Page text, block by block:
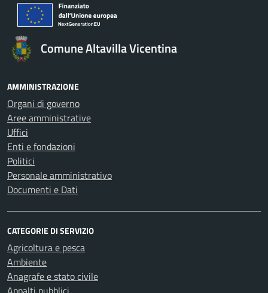
Comune Altavilla Vicentina
AMMINISTRAZIONE
Organi di governo
Aree amministrative
Uffici
Enti e fondazioni
Politici
Personale amministrativo
Documenti e Dati
CATEGORIE DI SERVIZIO
Agricoltura e pesca
Ambiente
Anagrafe e stato civile